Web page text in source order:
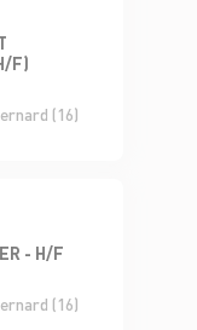
F)
(16)
- H/F
(16)